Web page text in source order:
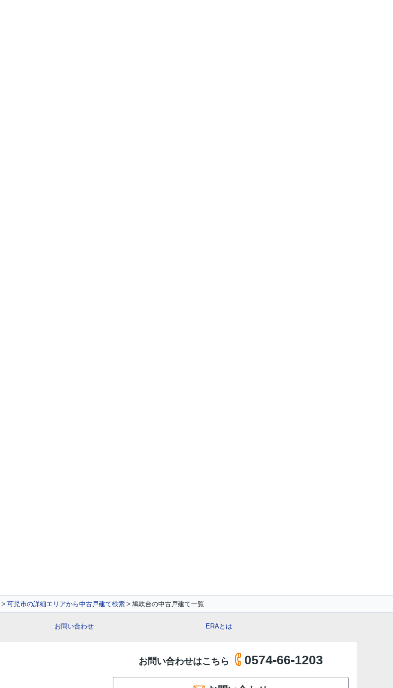
可児市の詳細エリアから中古戸建て検索 鳩吹台の中古戸建て一覧
お問い合わせ ERAとは
お問い合わせはこちら 0574-66-1203